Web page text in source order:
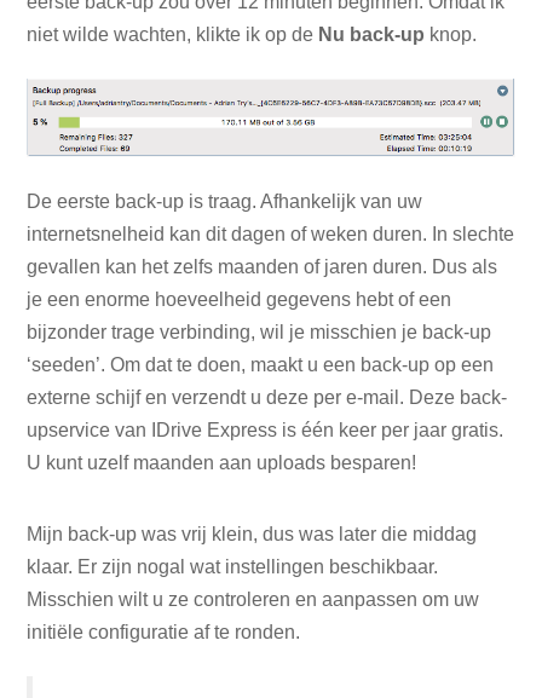
niet wilde wachten, klikte ik op de Nu back-up knop.
De eerste back-up is traag. Afhankelijk van uw
internetsnelheid kan dit dagen of weken duren. In slechte
gevallen kan het zelfs maanden of jaren duren. Dus als
je een enorme hoeveelheid gegevens hebt of een
bijzonder trage verbinding, wil je misschien je back-up
‘seeden’. Om dat te doen, maakt u een back-up op een
externe schijf en verzendt u deze per e-mail. Deze back-
upservice van IDrive Express is één keer per jaar gratis.
U kunt uzelf maanden aan uploads besparen!
Mijn back-up was vrij klein, dus was later die middag
klaar. Er zijn nogal wat instellingen beschikbaar.
Misschien wilt u ze controleren en aanpassen om uw
initiële configuratie af te ronden.